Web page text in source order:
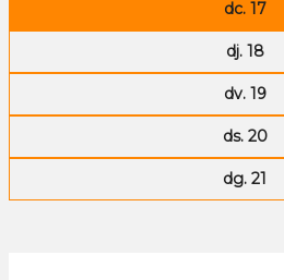
dc. 17
dj. 18
dv. 19
ds. 20
dg. 21